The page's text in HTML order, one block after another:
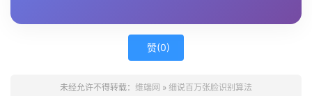
赞(0)
未经允许不得转载： 维端网 » 细说百万张脸识别算法